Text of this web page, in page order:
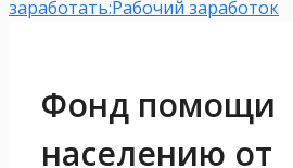
заработать:Рабочий заработок
Фонд помощи
населению от